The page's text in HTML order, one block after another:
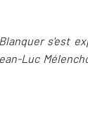
s'est
Luc